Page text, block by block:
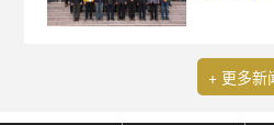
+ 更多新